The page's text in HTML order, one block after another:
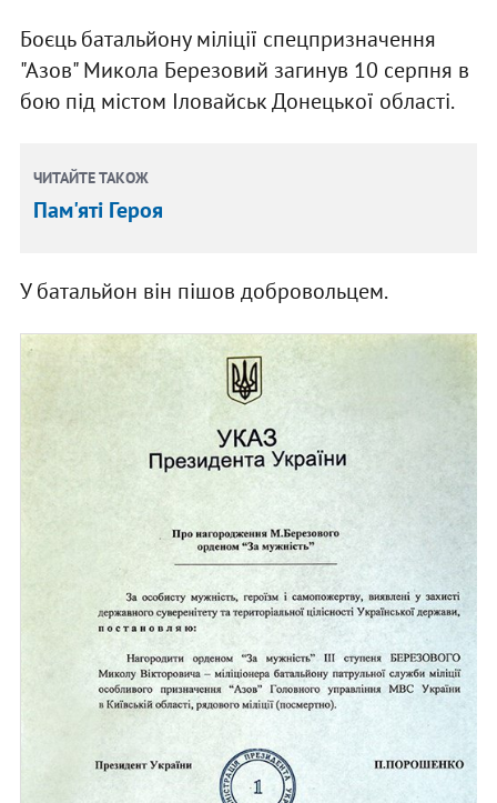
Боєць батальйону міліції спецпризначення
"Азов" Микола Березовий загинув 10 серпня в
бою під містом Іловайськ Донецької області.
ЧИТАЙТЕ ТАКОЖ
Пам'яті Героя
У батальйон він пішов добровольцем.